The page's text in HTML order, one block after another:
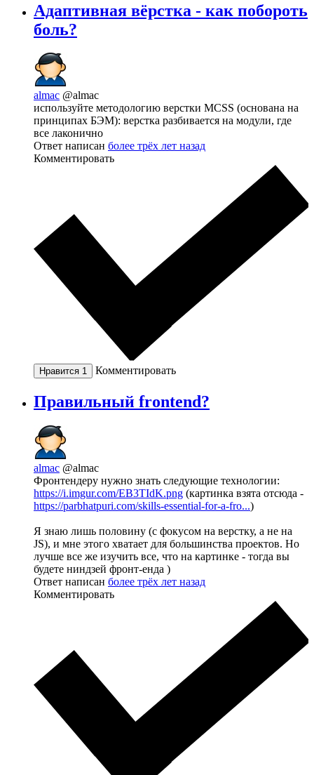
Адаптивная вёрстка - как побороть
боль?
almac @almac
используйте методологию верстки MCSS (основана на
принципах БЭМ): верстка разбивается на модули, где
все лаконично
Ответ написан более трёх лет назад
Комментировать
Нравится 1 Комментировать
Правильный frontend?
almac @almac
Фронтендеру нужно знать следующие технологии:
https://i.imgur.com/EB3TIdK.png (картинка взята отсюда -
https://parbhatpuri.com/skills-essential-for-a-fro...)
Я знаю лишь половину (с фокусом на верстку, а не на
JS), и мне этого хватает для большинства проектов. Но
лучше все же изучить все, что на картинке - тогда вы
будете ниндзей фронт-енда )
Ответ написан более трёх лет назад
Комментировать